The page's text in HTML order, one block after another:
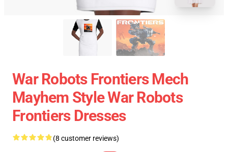
War Robots Frontiers Mech
Mayhem Style War Robots
Frontiers Dresses
(8 customer reviews)